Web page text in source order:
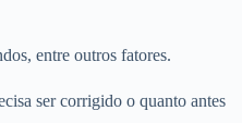
entre outros fatores.
ser corrigido o quanto antes